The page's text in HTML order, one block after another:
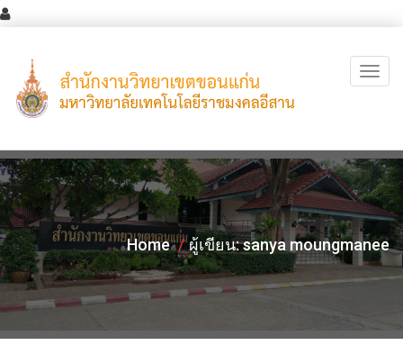
T
g
l
e
n
a
v
i
a
Home ผู้เขียน:sanya moungmanee